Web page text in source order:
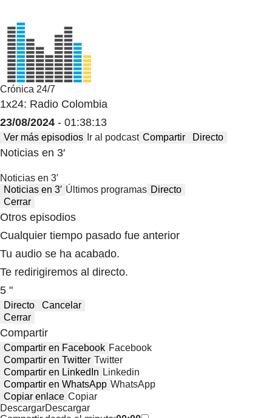
Crónica 24/7
1x24: Radio Colombia
23/08/2024 - 01:38:13
Ver más episodios Ir al podcast Compartir Directo
Noticias en 3′
Noticias en 3′
Noticias en 3′ Últimos programas Directo
Cerrar
Otros episodios
Cualquier tiempo pasado fue anterior
Tu audio se ha acabado.
Te redirigiremos al directo.
5 "
Directo
Cancelar
Cerrar
Compartir
Compartir en Facebook Facebook
Compartir en Twitter Twitter
Compartir en LinkedIn Linkedin
Compartir en WhatsApp WhatsApp
Copiar enlace Copiar
DescargarDescargar